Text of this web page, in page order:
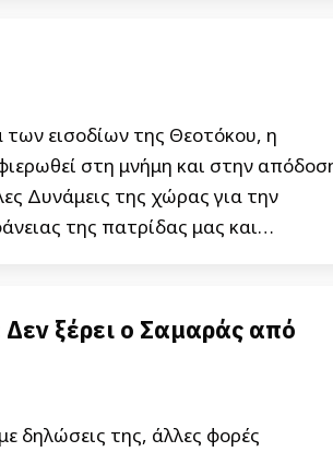
εισοδίων της Θεοτόκου, η
στη μνήμη και στην
Δυνάμεις της χώρας για την
της πατρίδας μας και…
ξέρει ο Σαμαράς από
δηλώσεις της, άλλες φορές